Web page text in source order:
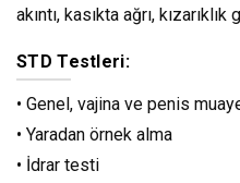
akıntı, kasıkta ağrı,
STD Testleri:
• Genel, vajina ve penis
• Yaradan örnek alma
• İdrar testi